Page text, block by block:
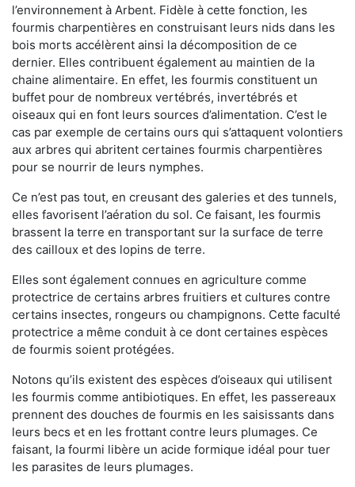
l’environnement à Arbent. Fidèle à cette fonction, les
fourmis charpentières en construisant leurs nids dans les
bois morts accélèrent ainsi la décomposition de ce
dernier. Elles contribuent également au maintien de la
chaine alimentaire. En effet, les fourmis constituent un
buffet pour de nombreux vertébrés, invertébrés et
oiseaux qui en font leurs sources d’alimentation. C’est le
cas par exemple de certains ours qui s’attaquent volontiers
aux arbres qui abritent certaines fourmis charpentières
pour se nourrir de leurs nymphes.
Ce n’est pas tout, en creusant des galeries et des tunnels,
elles favorisent l’aération du sol. Ce faisant, les fourmis
brassent la terre en transportant sur la surface de terre
des cailloux et des lopins de terre.
Elles sont également connues en agriculture comme
protectrice de certains arbres fruitiers et cultures contre
certains insectes, rongeurs ou champignons. Cette faculté
protectrice a même conduit à ce dont certaines espèces
de fourmis soient protégées.
Notons qu’ils existent des espèces d’oiseaux qui utilisent
les fourmis comme antibiotiques. En effet, les passereaux
prennent des douches de fourmis en les saisissants dans
leurs becs et en les frottant contre leurs plumages. Ce
faisant, la fourmi libère un acide formique idéal pour tuer
les parasites de leurs plumages.